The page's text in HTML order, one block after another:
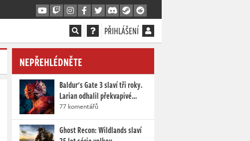
PŘIHLÁŠENÍ
NEPŘEHLÉDNĚTE
Baldur's Gate 3 slaví tři roky.
Larian odhalil překvapivé…
77 komentářů
Ghost Recon: Wildlands slaví